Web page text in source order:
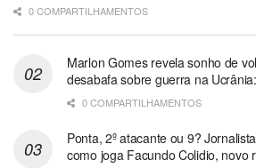
0 COMPARTILHAMENTOS
Marlon Gomes revela sonho de
desabafa sobre guerra na
0 COMPARTILHAMENTOS
Ponta, 2º atacante ou 9?
como joga Facundo Colidio, novo